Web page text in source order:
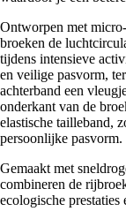
Ontworpen met
broeken de
tijdens intensieve
en veilige pasvorm,
achterband een
onderkant van de
elastische tailleband,
persoonlijke pasvorm.
Gemaakt met
combineren de
ecologische